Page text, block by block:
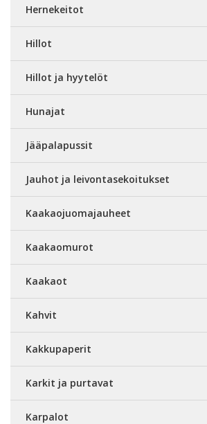
Hernekeitot
Hillot
Hillot ja hyytelöt
Hunajat
Jääpalapussit
Jauhot ja leivontasekoitukset
Kaakaojuomajauheet
Kaakaomurot
Kaakaot
Kahvit
Kakkupaperit
Karkit ja purtavat
Karpalot